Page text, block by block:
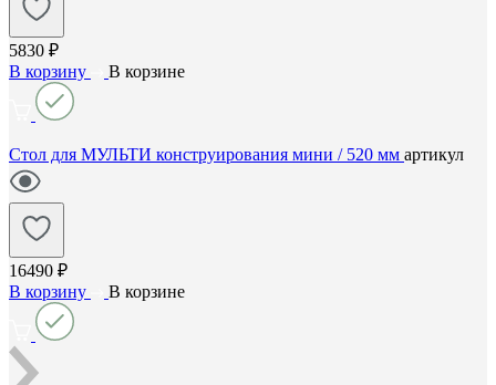
5830 ₽
В корзину
В корзине
Стол для МУЛЬТИ конструирования мини / 520 мм артикул
16490 ₽
В корзину
В корзине